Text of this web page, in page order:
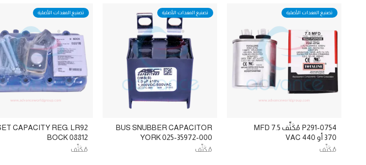
تصنيع المعدات الأصلية
P291-0754 مُكَثِّف MFD 7.5
370 أو 440 VAC
مُكَثِّف
تصنيع المعدات الأصلية
BUS SNUBBER CAPACITOR
YORK 025-35972-000
مُكَثِّف
تصنيع المعدات الأصلية
CAPACITY REG. LR92
BOCK 08812
مُكَثِّف